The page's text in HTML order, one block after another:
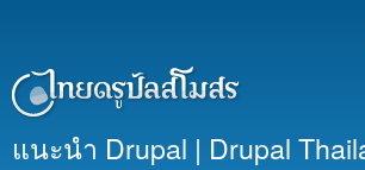
เนื้อหา
แนะนำ Drupal | Drupal